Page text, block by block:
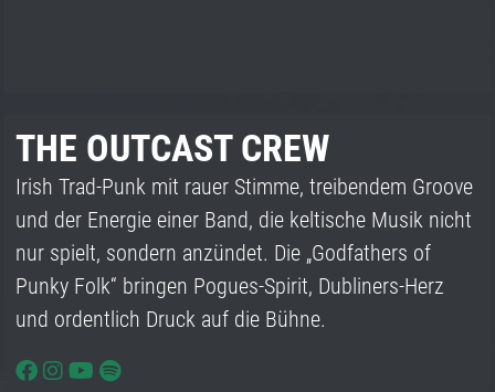
THE OUTCAST CREW
Irish Trad-Punk mit rauer Stimme, treibendem Groove
und der Energie einer Band, die keltische Musik nicht
nur spielt, sondern anzündet. Die „Godfathers of
Punky Folk“ bringen Pogues-Spirit, Dubliners-Herz
und ordentlich Druck auf die Bühne.